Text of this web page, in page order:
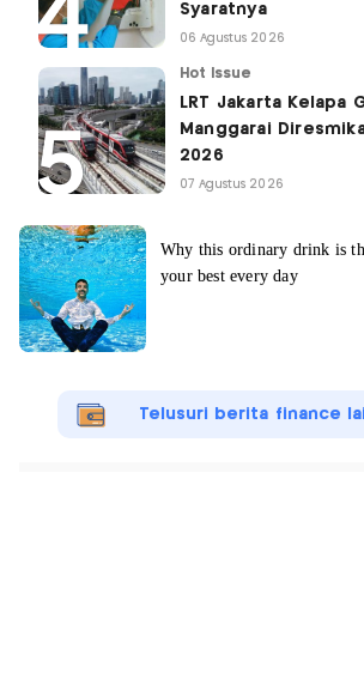
Syaratnya
06 Agustus 2026
Hot Issue
LRT Jakarta Kelapa
Manggarai
2026
07 Agustus 2026
Telusuri berita finance